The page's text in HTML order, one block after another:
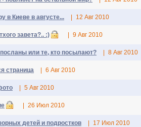
в Киеве в августе... 12 Авг 2010
завета?.. :) 9 Авг 2010
или те, кто посылают? 8 Авг 2010
страница 6 Авг 2010
5 Авг 2010
26 Июл 2010
детей и подростков 17 Июл 2010